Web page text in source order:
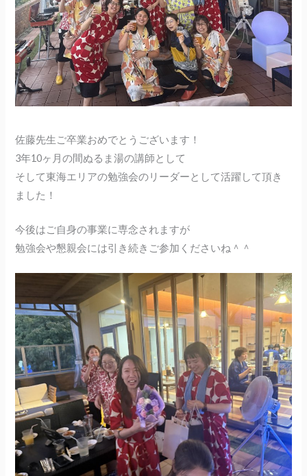
佐藤先生ご卒業おめでとうございます！
3年10ヶ月の間ぬるま湯の講師として
そして東海エリアの勉強会のリーダーとして活躍して頂き
ました！
今後はご自身の事業に専念されますが
勉強会や懇親会には引き続きご参加くださいね＾＾